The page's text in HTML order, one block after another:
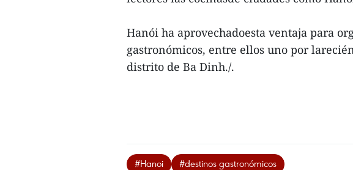
Hanói ha aprovechadoesta ventaja para
gastronómicos, entre ellos uno por
distrito de Ba Dinh./.
#Hanoi #destinos gastronómicos